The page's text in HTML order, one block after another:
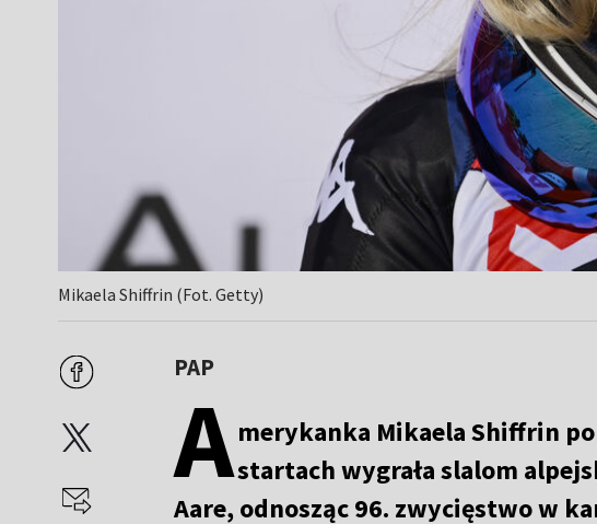
Mikaela Shiffrin (Fot. Getty)
PAP
Amerykanka Mikaela Shiffrin
startach wygrała slalom
Aare, odnosząc 96. zwycięstwo w